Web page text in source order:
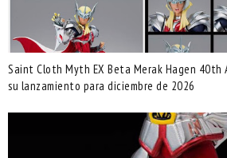
Saint Cloth Myth EX Beta Merak Hagen 40th
su lanzamiento para diciembre de 2026